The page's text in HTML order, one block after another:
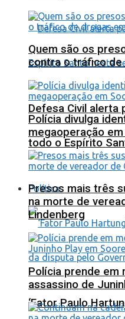
Defesa Civil alerta
todo o Espírito
Política
‘Fator Paulo
Quem são os
contra o tráfico de
Polícia divulga
megaoperação
Presos mais três
na morte de
Lindenberg
Polícia prende em
assassino de